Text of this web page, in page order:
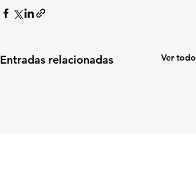
Entradas relacionadas Ver todo